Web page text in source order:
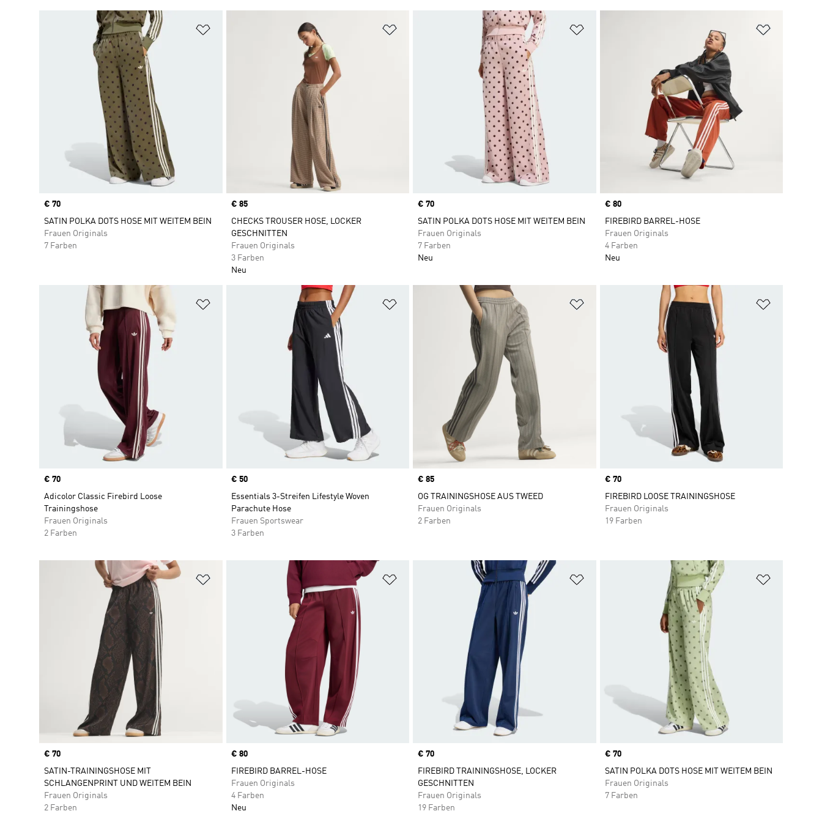
Zur Wunschliste hinzufügen
Price
€ 70
SATIN POLKA DOTS HOSE MIT WEITEM BEIN
Frauen Originals
7 Farben
Zur Wunschliste hinzufügen
Price
€ 85
CHECKS TROUSER HOSE, LOCKER
GESCHNITTEN
Frauen Originals
3 Farben
Neu
Price
€ 70
SATIN POLKA DOTS HOSE MIT WEITEM BEIN
Frauen Originals
7 Farben
Neu
Price
€ 80
FIREBIRD BARREL-HOSE
Frauen Originals
4 Farben
Neu
Zur Wunschliste hinzufügen
Price
€ 70
Adicolor Classic Firebird Loose
Trainingshose
Frauen Originals
2 Farben
Zur Wunschliste hinzufügen
Price
€ 50
Essentials 3-Streifen Lifestyle Woven
Parachute Hose
Frauen Sportswear
3 Farben
Zur Wunschliste hinzufügen
Price
€ 85
OG TRAININGSHOSE AUS TWEED
Frauen Originals
2 Farben
Price
€ 70
FIREBIRD LOOSE TRAININGSHOSE
Frauen Originals
19 Farben
Zur Wunschliste hinzufügen
Price
€ 70
SATIN-TRAININGSHOSE MIT
SCHLANGENPRINT UND WEITEM BEIN
Frauen Originals
2 Farben
Zur Wunschliste hinzufügen
Price
€ 80
FIREBIRD BARREL-HOSE
Frauen Originals
4 Farben
Neu
Zur Wunschliste hinzufügen
Price
€ 70
FIREBIRD TRAININGSHOSE, LOCKER
GESCHNITTEN
Frauen Originals
19 Farben
Price
€ 70
SATIN POLKA DOTS HOSE MIT WEITEM BEIN
Frauen Originals
7 Farben